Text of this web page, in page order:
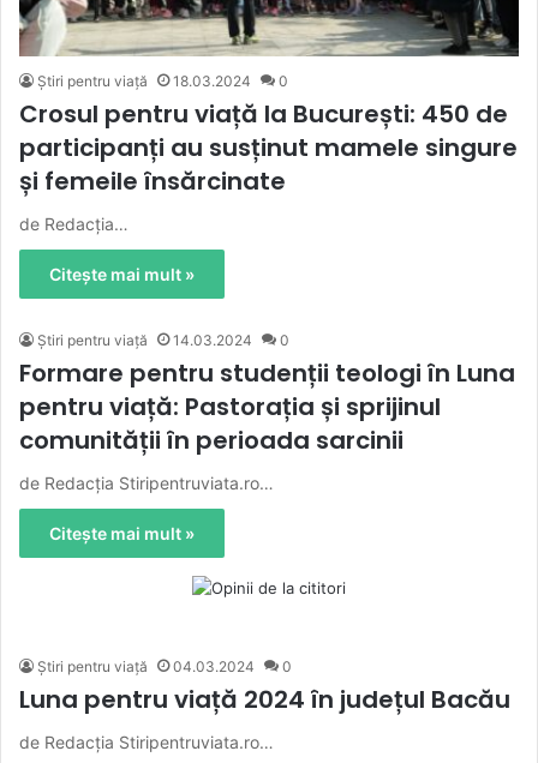
Știri pentru viață 18.03.2024 0
Crosul pentru viață la București: 450 de
participanți au susținut mamele singure
și femeile însărcinate
de Redacția…
Citește mai mult »
Știri pentru viață 14.03.2024 0
Formare pentru studenții teologi în Luna
pentru viață: Pastorația și sprijinul
comunității în perioada sarcinii
de Redacția Stiripentruviata.ro…
Citește mai mult »
Știri pentru viață 04.03.2024 0
Luna pentru viață 2024 în județul Bacău
de Redacția Stiripentruviata.ro…